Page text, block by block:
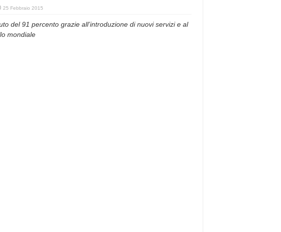
25 Febbraio 2015
del 91 percento grazie all’introduzione di nuovi servizi e al
mondiale